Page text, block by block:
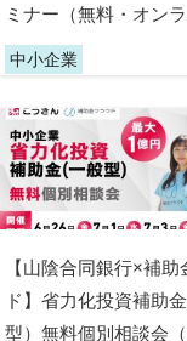
ミナー（無料・オンラ
中小企業
【山陰合同銀行×補助
ド】省力化投資補助
型）無料個別相談会